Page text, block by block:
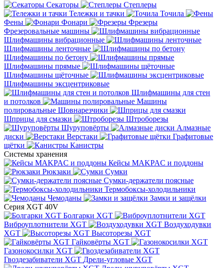
Секаторы
Степлеры
Тележки и тачки
Точила
Фены
Фонари
Фрезеры
Фрезеровальные машины
Шлифмашины вибрационные
Шлифмашины ленточные
Шлифмашины по бетону
Шлифмашины прямые
Шлифмашины щёточные
Шлифмашины эксцентриковые
Шлифмашины для стен
и потолков
Машины
полировальные Шовнарезчики
Шприцы для смазки
Штроборезы
Шуруповёрты
Алмазные
диски
Верстаки
Графитовые
щётки
Канистры
Системы хранения
Кейсы MAKPAC и поддоны
Рюкзаки
Сумки
Сумки-держатели поясные
Термобоксы-холодильники
Чемоданы
Замки и защёлки
Серия XGT 40V
Болгарки XGT
Виброуплотнители XGT
Воздуходувки
XGT
Высоторезы XGT
Гайковёрты XGT
Газонокосилки XGT
Гвоздезабиватели XGT Дрели-угловые XGT